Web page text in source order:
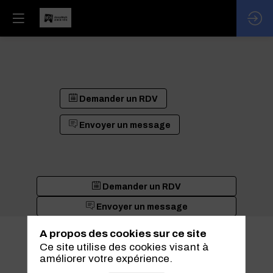
Demander un RDV
Envoyer un message
Demander un RDV
Envoyer un message
A propos des cookies sur ce site
Ce site utilise des cookies visant à
améliorer votre expérience.